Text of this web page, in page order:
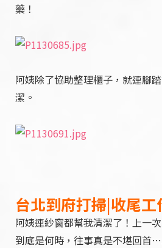
藥！
阿姨除了協助整理櫃子，就連腳
潔。
台北到府打掃|收尾工
阿姨連紗窗都幫我清潔了！上一
到底是何時，往事真是不堪回首